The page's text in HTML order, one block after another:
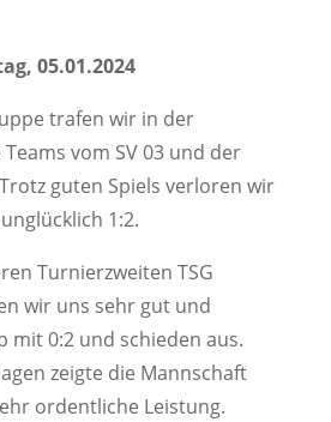
05.01.2024
trafen wir in der
vom SV 03 und der
guten Spiels verloren wir
1:2.
Turnierzweiten TSG
wir uns sehr gut und
mit 0:2 und schieden aus.
zeigte die Mannschaft
ordentliche Leistung.